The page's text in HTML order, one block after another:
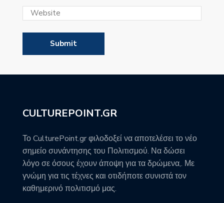
CULTUREPOINT.GR
Το CulturePoint.gr φιλοδοξεί να αποτελέσει το νέο
σημείο συνάντησης του Πολιτισμού. Να δώσει
λόγο σε όσους έχουν άποψη για τα δρώμενα,. Με
γνώμη για τις τέχνες και οτιδήποτε συνιστά τον
καθημερινό πολιτισμό μας.